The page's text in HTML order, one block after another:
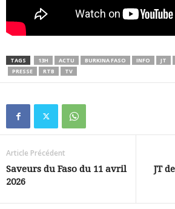
TAGS 13H ACTU BURKINA FASO INFO JT
PRESSE
RTB TV
Article Précédent
Saveurs du Faso du 11 avril
2026
JT